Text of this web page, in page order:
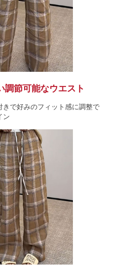
調節可能なウエスト
きで好みのフィット感に調整で
ン